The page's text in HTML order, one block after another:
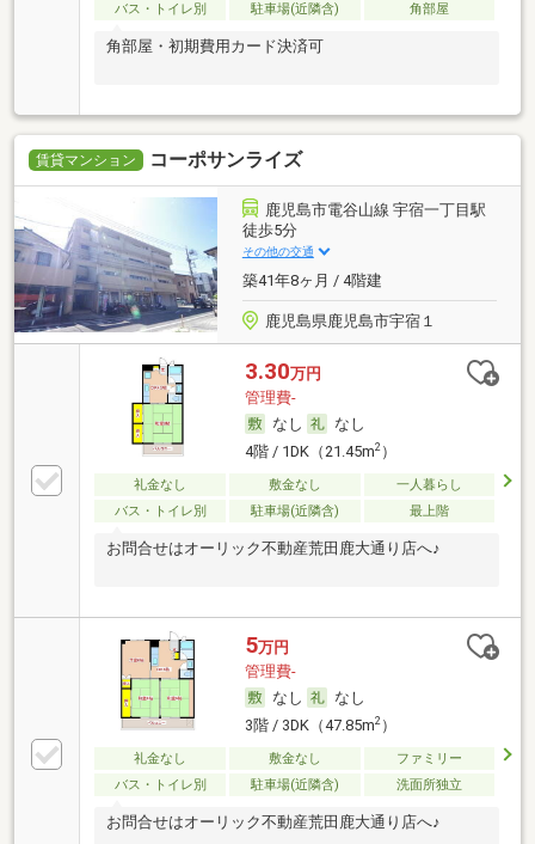
バス・トイレ別
駐車場(近隣含) 角部屋
角部屋・初期費用カード決済可
賃貸マンション コーポサンライズ
鹿児島市電谷山線 宇宿一丁目駅
徒歩5分
その他の交通
築41年8ヶ月 / 4階建
鹿児島県鹿児島市宇宿１
3.30万円
管理費-
なし
なし
4階 / 1DK（21.45m2）
礼金なし 敷金なし
一人暮らし
バス・トイレ別
駐車場(近隣含) 最上階
お問合せはオーリック不動産荒田鹿大通り店へ♪
5万円
管理費-
なし
なし
3階 / 3DK（47.85m2）
礼金なし 敷金なし
ファミリー
バス・トイレ別
駐車場(近隣含) 洗面所独立
お問合せはオーリック不動産荒田鹿大通り店へ♪